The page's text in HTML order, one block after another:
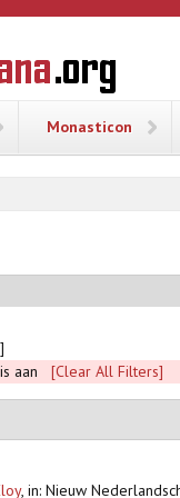
Monasticon
]
aan [Clear All Filters]
, in: Nieuw